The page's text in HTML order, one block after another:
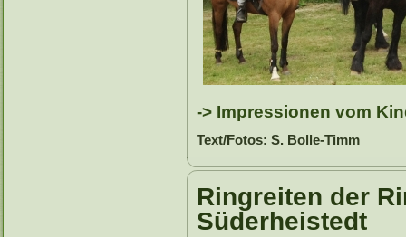
-> Impressionen vom
Text/Fotos: S. Bolle-Timm
Ringreiten der
Süderheistedt